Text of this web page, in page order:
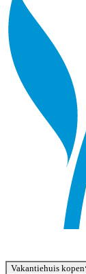
Vakantiehuis kopen